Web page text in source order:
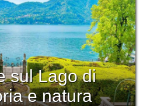
sul Lago di
e natura